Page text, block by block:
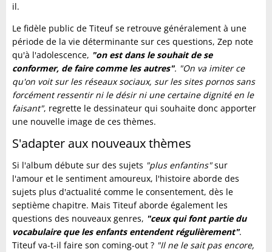
il.
Le fidèle public de Titeuf se retrouve généralement à une
période de la vie déterminante sur ces questions, Zep note
qu'à l'adolescence, "on est dans le souhait de se
conformer, de faire comme les autres". "On va imiter ce
qu'on voit sur les réseaux sociaux, sur les sites pornos sans
forcément ressentir ni le désir ni une certaine dignité en le
faisant", regrette le dessinateur qui souhaite donc apporter
une nouvelle image de ces thèmes.
S'adapter aux nouveaux thèmes
Si l'album débute sur des sujets "plus enfantins"sur
l'amour et le sentiment amoureux, l'histoire aborde des
sujets plus d'actualité comme le consentement, dès le
septième chapitre. Mais Titeuf aborde également les
questions des nouveaux genres, "ceux qui font partie du
vocabulaire que les enfants entendent régulièrement".
Titeuf va-t-il faire son coming-out ? "Il ne le sait pas encore,